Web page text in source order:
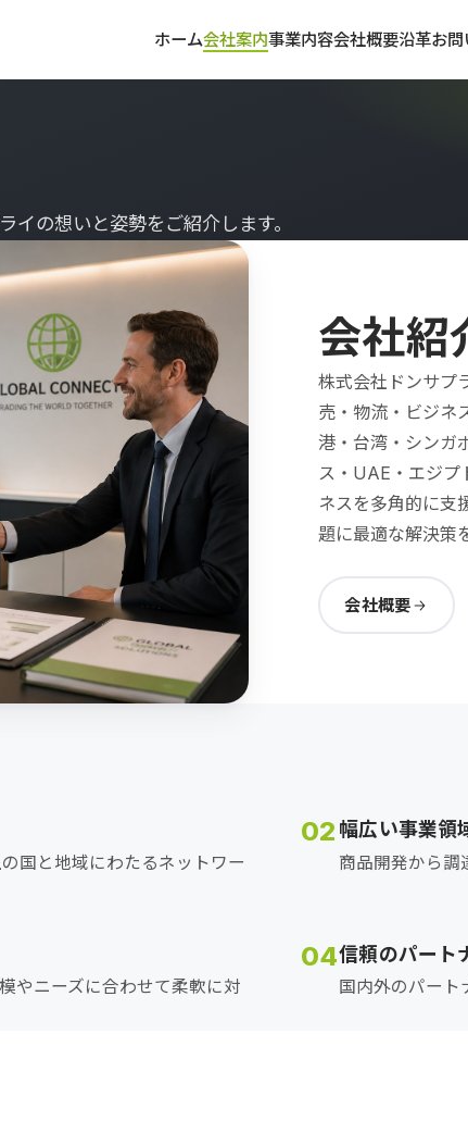
ホーム会社案内事業内容会社概要沿革お問
イの想いと姿勢をご紹介します。
会社紹
株式会社ドンサプ
売・物流・ビジネ
港・台湾・シンガ
ス・UAE・エジプ
ネスを多角的に支
題に最適な解決策
会社概要
国と地域にわたるネットワー
02 幅広い事業領
商品開発から調
やニーズに合わせて柔軟に対
04信頼のパート
国内外のパート